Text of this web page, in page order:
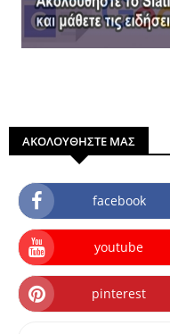
ΑΚΟΛΟΥΘΗΣΤΕ ΜΑΣ
facebook
youtube
pinterest